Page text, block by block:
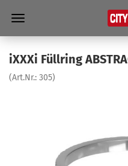
iXXXi Füll­ring
(Art.Nr.: 305)